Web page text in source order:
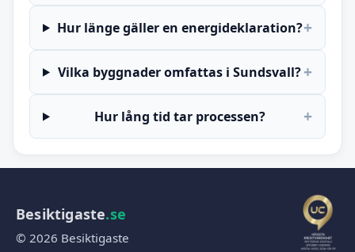
Hur länge gäller en energideklaration?+
Vilka byggnader omfattas i Sundsvall?+
Hur lång tid tar processen? +
Besiktigaste.se
© 2026 Besiktigaste